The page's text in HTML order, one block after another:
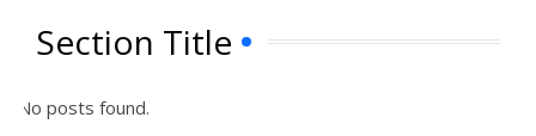
Section Title
No posts found.